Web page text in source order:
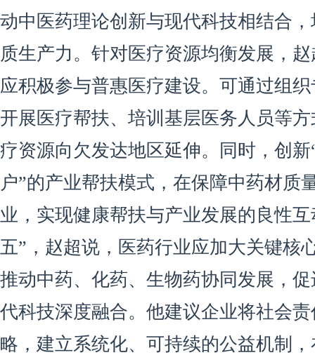
动中医药理论创新与现代科技相结合
质生产力。针对医疗资源均衡发展，
应积极参与普惠医疗建设。可通过组
开展医疗帮扶、培训基层医务人员等
疗资源向欠发达地区延伸。同时，创
户”的产业帮扶模式，在保障中药材质
业，实现健康帮扶与产业发展的良性
五”，赵超说，医药行业应加大关键核
推动中药、化药、生物药协同发展，
代科技深度融合。他建议企业将社会
略，建立系统化、可持续的公益机制